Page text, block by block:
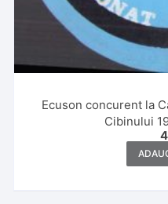
Ecuson concurent la
Cibinului